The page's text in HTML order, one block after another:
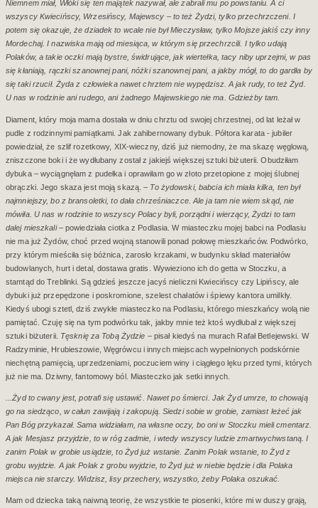
Niemnem miał, Włóki się ten majątek nazywał, ale zabrali mu po powstaniu. A ci
wszyscy Kwiecińscy, Wrzesińscy, Majewscy – to też Żydzi, tylko przechrzczeni. I
potem się okazuje, że dziadek to wcale nie był Mieczysław, tylko Mojsze jakiś czy inny
Mordechaj. I nazwiska mają od miesiąca, w którym się przechrzcili. I tylko udają
Polaków, a takie oczki mają bystre, świdrujące, jak wiertełka, tacy niby uprzejmi, w pas
się kłaniają, rączki szanownej pani, nóżki szanownej pani, a jakby mógł, to do gardła by
się taki rzucił. Żyda z człowieka nawet chrztem nie wypędzisz. A jak rudy, to też Żyd.
U nas w rodzinie ani rudego, ani żadnego Majewskiego nie ma. Gdzieżby tam.
Diament, który moja mama dostała w dniu chrztu od swojej chrzestnej, od lat leżał w
pudle z rodzinnymi pamiątkami. Jak zahibernowany dybuk. Półtora karata - jubiler
powiedział, że szlif rozetkowy, XIX-wieczny, dziś już niemodny, że ma skazę węglową,
zniszczone boki i że wydłubany został z jakiejś większej sztuki biżuterii. Obudziłam
dybuka – wyciągnęłam z pudełka i oprawiłam go w złoto przetopione z mojej ślubnej
obrączki. Jego skaza jest moją skazą. – To żydowski, babcia ich miała kilka, ten był
najmniejszy, bo z bransoletki, to dała chrześniaczce. Ale ja tam nie wiem skąd, nie
mówiła. U nas w rodzinie to wszyscy Polacy byli, porządni i wierzący, Żydzi to tam
dalej mieszkali– powiedziała ciotka z Podlasia. W miasteczku mojej babci na Podlasiu
nie ma już Żydów, choć przed wojną stanowili ponad połowę mieszkańców. Podwórko,
przy którym mieściła się bóżnica, zarosło krzakami, w budynku skład materiałów
budowlanych, hurt i detal, dostawa gratis. Wywieziono ich do getta w Stoczku, a
stamtąd do Treblinki. Są gdzieś jeszcze jacyś nieliczni Kwiecińscy czy Lipińscy, ale
dybuki już przepędzone i poskromione, szelest chałatów i śpiewy kantora umilkły.
Kiedyś ubogi sztetl, dziś zwykłe miasteczko na Podlasiu, którego mieszkańcy wolą nie
pamiętać. Czuję się na tym podwórku tak, jakby mnie też ktoś wydłubał z większej
sztuki biżuterii. Tęsknię za Tobą Żydzie – pisał kiedyś na murach Rafał Betlejewski. W
Radzyminie, Hrubieszowie, Węgrówcu i innych miejscach wypełnionych podskórnie
niechętną pamięcią, uprzedzeniami, poczuciem winy i ciągłego lęku przed tymi, których
już nie ma. Dziwny, fantomowy ból. Miasteczko jak setki innych.
...Żyd to cwany jest, potrafi się ustawić. Nawet po śmierci. Jak Żyd umrze, to chowają
go na siedząco, w całun zawijają i zakopują. Siedzi sobie w grobie, zamiast leżeć jak
Pan Bóg przykazał. Sama widziałam, na własne oczy, bo oni w Stoczku mieli cmentarz.
A jak Mesjasz przyjdzie, to w róg zadmie, i wtedy wszyscy ludzie zmartwychwstaną. I
zanim Polak w grobie usiądzie, to Żyd już wstanie. Zanim Polak wstanie, to Żyd z
grobu wyjdzie. A jak Polak z grobu wyjdzie, to Żyd już w niebie będzie i dla Polaka
miejsca nie starczy. Widzisz, lisy przechery, wszystko, żeby Polaka oszukać.
Mam od dziecka taką naiwną teorię, że wszystkie te piosenki, które mi w duszy grają,